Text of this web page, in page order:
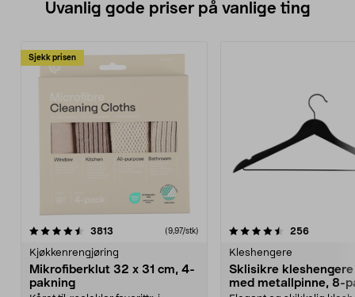
Uvanlig gode priser på vanlige ting
Sjekk prisen
3813 anmeldelser(9,97/stk)
Kjøkkenrengjøring
Mikrofiberklut 32 x 31 cm, 4-
pakning
4.5av 5 stjerner 256
Kleshengere
Sklisikre
med metallpinne, 8-
4.5av 5 stjerner